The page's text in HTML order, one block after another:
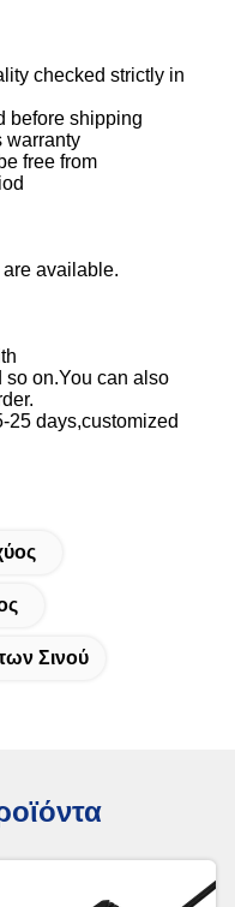
checked strictly in
before shipping
warranty
free from
available.
so on.You can also
25 days,customized
Σινού